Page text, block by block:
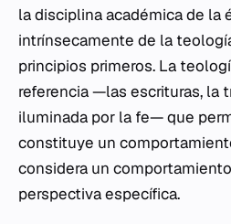
la disciplina académica de la
intrínsecamente de la
principios primeros. La
referencia —las escrituras, la
iluminada por la fe— que
constituye un
considera un
perspectiva específica.